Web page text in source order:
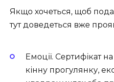
Якщо хочеться, щоб
тут доведеться вже
Емоції. Сертифікат
кінну прогулянку,